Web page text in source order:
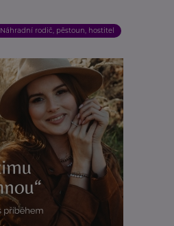
Náhradní rodič, pěstoun, hostitel